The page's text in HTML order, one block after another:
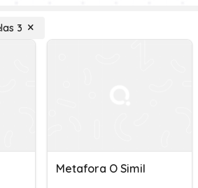
3
Metafora O Simil